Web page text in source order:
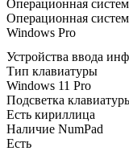
Операционная
Операционная
Windows Pro
Устройства ввода
Тип клавиатуры
Windows 11 Pro
Подсветка
Есть кириллица
Наличие NumPad
Есть